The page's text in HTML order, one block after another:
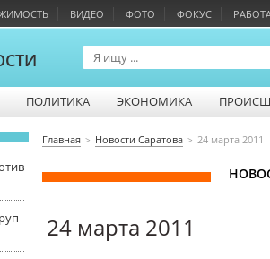
ВИДЕО ФОТО ФОКУС
ПОЛИТИКА ЭКОНОМИКА
Главная Новости Саратова 24 марта 2011
24 марта 2011